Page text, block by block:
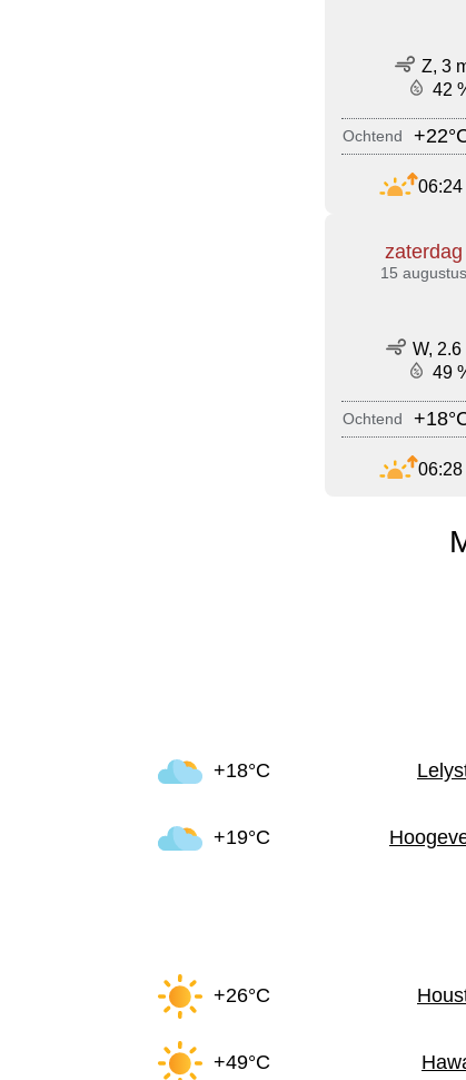
Z, 3
42
Ochtend
06:24
zaterdag
15 augustus
W, 2.6
49
Ochtend
06:28
+18°C
+19°C
+26°C
+49°C